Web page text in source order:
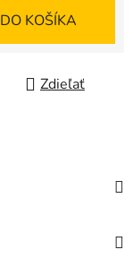
DO KOŠÍKA
Zdieľať